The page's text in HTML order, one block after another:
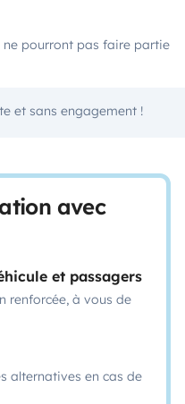
pourront pas faire partie
et sans engagement !
avec
et passagers
renforcée, à vous de
alternatives en cas de